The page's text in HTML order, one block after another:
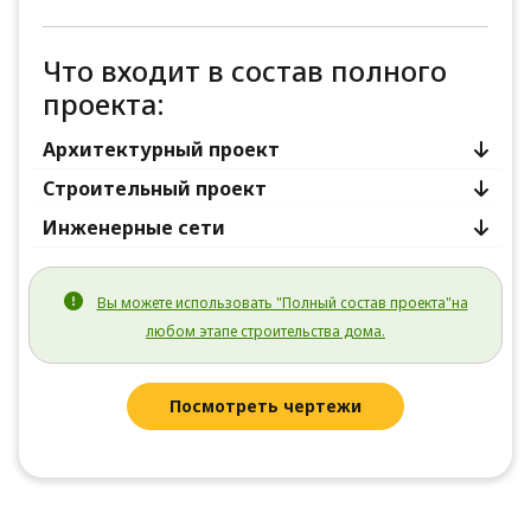
Что входит в состав полного
проекта:
Архитектурный проект
Строительный проект
Инженерные сети
Вы можете использовать "Полный состав проекта"на
любом этапе строительства дома.
Посмотреть чертежи